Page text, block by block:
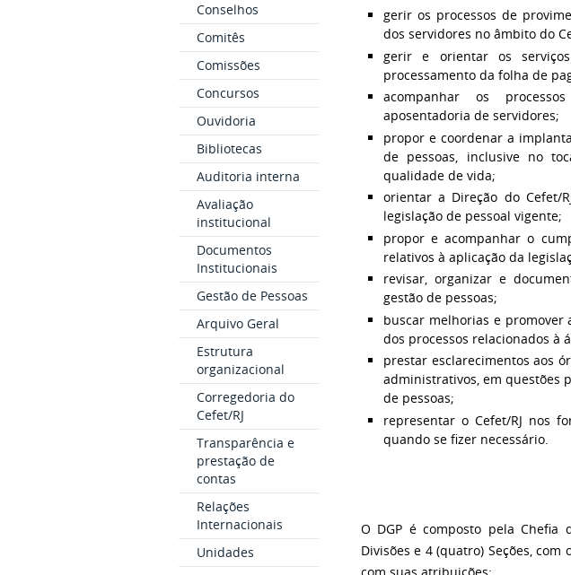
Conselhos
Comitês
Comissões
Concursos
Ouvidoria
Bibliotecas
Auditoria interna
Avaliação
institucional
Documentos
Institucionais
Gestão de Pessoas
Arquivo Geral
Estrutura
organizacional
Corregedoria do
Cefet/RJ
Transparência e
prestação de
contas
Relações
Internacionais
Unidades
gerir os processos de
dos servidores no âmbito do
gerir e orientar os
processamento da folha de
acompanhar os
aposentadoria de servidores;
propor e coordenar a
de pessoas, inclusive no
qualidade de vida;
orientar a Direção do Cefet/
legislação de pessoal vigente;
propor e acompanhar o
relativos à aplicação da
revisar, organizar e
gestão de pessoas;
buscar melhorias e promover
dos processos relacionados à
prestar esclarecimentos aos
administrativos, em questões
de pessoas;
representar o Cefet/RJ nos
quando se fizer necessário.
O DGP é composto pela Chefia
Divisões e 4 (quatro) Seções, com
com suas atribuições: